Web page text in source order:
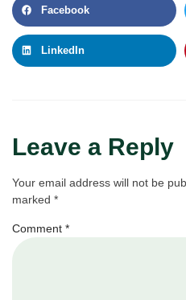
Facebook
LinkedIn
Leave a Reply
Your email address will not be
marked *
Comment *